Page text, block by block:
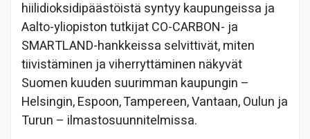
hiilidioksidipäästöistä syntyy kaupungeissa ja
Aalto-yliopiston tutkijat CO-CARBON- ja
SMARTLAND-hankkeissa selvittivät, miten
tiivistäminen ja viherryttäminen näkyvät
Suomen kuuden suurimman kaupungin –
Helsingin, Espoon, Tampereen, Vantaan, Oulun ja
Turun – ilmastosuunnitelmissa.